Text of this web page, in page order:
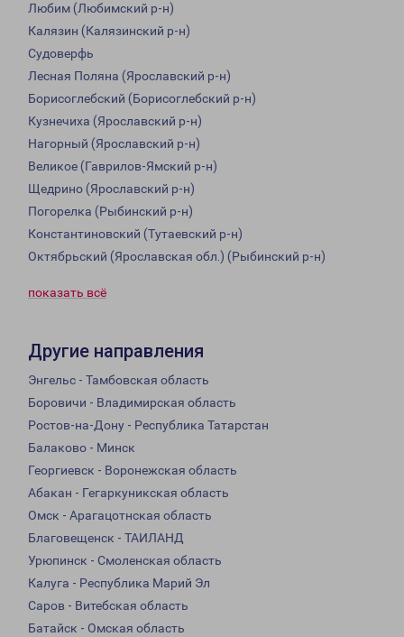
Любим (Любимский р-н)
Калязин (Калязинский р-н)
Судоверфь
Лесная Поляна (Ярославский р-н)
Борисоглебский (Борисоглебский р-н)
Кузнечиха (Ярославский р-н)
Нагорный (Ярославский р-н)
Великое (Гаврилов-Ямский р-н)
Щедрино (Ярославский р-н)
Погорелка (Рыбинский р-н)
Константиновский (Тутаевский р-н)
Октябрьский (Ярославская обл.) (Рыбинский р-н)
показать всё
Другие направления
Энгельс - Тамбовская область
Боровичи - Владимирская область
Ростов-на-Дону - Республика Татарстан
Балаково - Минск
Георгиевск - Воронежская область
Абакан - Гегаркуникская область
Омск - Арагацотнская область
Благовещенск - ТАИЛАНД
Урюпинск - Смоленская область
Калуга - Республика Марий Эл
Саров - Витебская область
Батайск - Омская область